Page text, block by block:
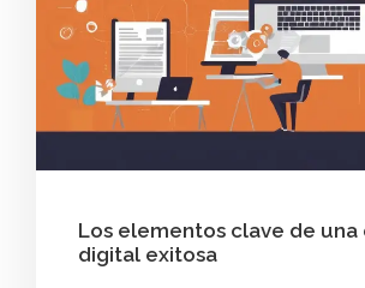
Los elementos clave de
digital exitosa